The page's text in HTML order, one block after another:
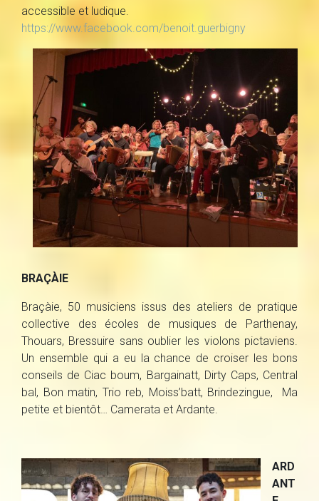
accessible et ludique.
https://www.facebook.com/benoit.guerbigny
BRAÇÀIE
Braçàie, 50 musiciens issus des ateliers de pratique
collective des écoles de musiques de Parthenay,
Thouars, Bressuire sans oublier les violons pictaviens.
Un ensemble qui a eu la chance de croiser les bons
conseils de Ciac boum, Bargainatt, Dirty Caps, Central
bal, Bon matin, Trio reb, Moiss’batt, Brindezingue, Ma
petite et bientôt… Camerata et Ardante.
ARD
ANT